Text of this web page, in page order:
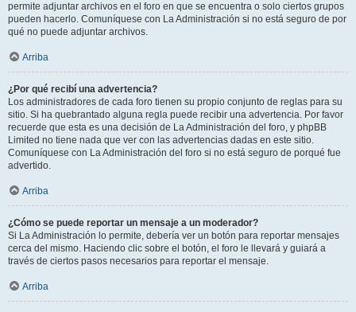
permite adjuntar archivos en el foro en que se encuentra o solo ciertos grupos
pueden hacerlo. Comuníquese con La Administración si no está seguro de por
qué no puede adjuntar archivos.
Arriba
¿Por qué recibí una advertencia?
Los administradores de cada foro tienen su propio conjunto de reglas para su
sitio. Si ha quebrantado alguna regla puede recibir una advertencia. Por favor
recuerde que esta es una decisión de La Administración del foro, y phpBB
Limited no tiene nada que ver con las advertencias dadas en este sitio.
Comuníquese con La Administración del foro si no está seguro de porqué fue
advertido.
Arriba
¿Cómo se puede reportar un mensaje a un moderador?
Si La Administración lo permite, debería ver un botón para reportar mensajes
cerca del mismo. Haciendo clic sobre el botón, el foro le llevará y guiará a
través de ciertos pasos necesarios para reportar el mensaje.
Arriba